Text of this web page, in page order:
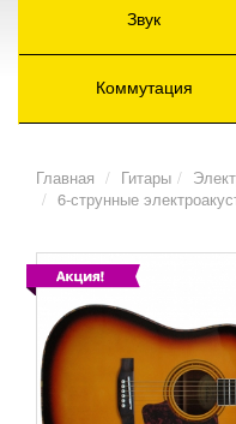
Звук
Коммутация
Главная Гитары
6-струнные